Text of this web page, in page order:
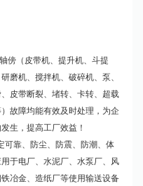
傍（皮带机、提升机、斗提
磨机、搅拌机、破碎机、泵、
皮带断裂、堵转、卡转、超载
故障均能有效及时处理，为企
生，提高工厂效益！
可靠、防尘、防震、防潮、体
于电厂、水泥厂、水泵厂、风
冶金、造纸厂等使用输送设备